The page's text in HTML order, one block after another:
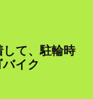
て、駐輪時
イク